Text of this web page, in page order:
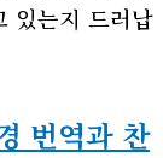
있는지 드러납
번역과 찬